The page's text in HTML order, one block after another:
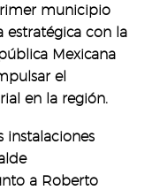
municipio
estratégica con la
Mexicana
el
en la región.
instalaciones
a Roberto